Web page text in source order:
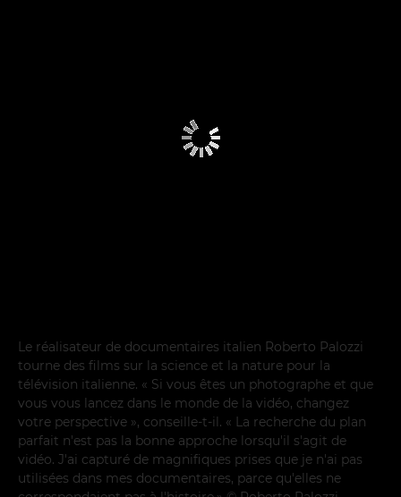
Le réalisateur de documentaires italien Roberto Palozzi
tourne des films sur la science et la nature pour la
télévision italienne. « Si vous êtes un photographe et que
vous vous lancez dans le monde de la vidéo, changez
votre perspective », conseille-t-il. « La recherche du plan
parfait n'est pas la bonne approche lorsqu'il s'agit de
vidéo. J'ai capturé de magnifiques prises que je n'ai pas
utilisées dans mes documentaires, parce qu'elles ne